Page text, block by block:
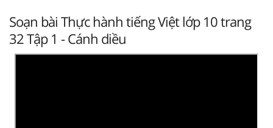
Soạn bài Thực hành tiếng Việt lớp 10 trang
32 Tập 1 - Cánh diều